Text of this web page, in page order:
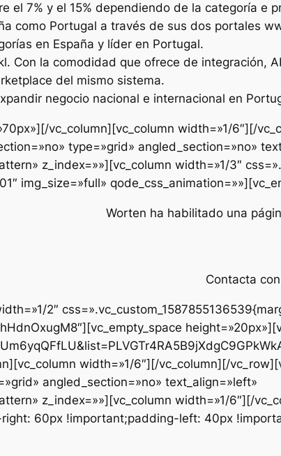
el 7% y el 15% dependiendo de la categoría e
como Portugal a través de sus dos portales
en España y líder en Portugal.
Con la comodidad que ofrece de integración,
del mismo sistema.
negocio nacional e internacional en
vc_column][vc_column width=»1/6″][/
type=»grid» angled_section=»no»
z_index=»»][vc_column width=»1/3″
img_size=»full»
Worten ha habilitado una
Contacta
2″
width=»1/6″][/vc_column][/
angled_section=»no» text_align=»left»
z_index=»»][vc_column width=»1/6″][/
60px !important;padding-left: 40px